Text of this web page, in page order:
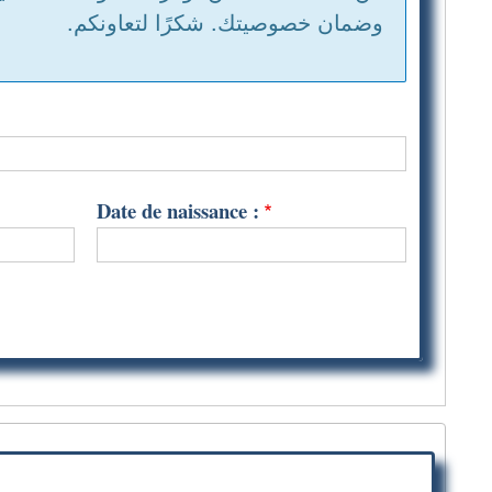
d'information
وضمان خصوصيتك. شكرًا لتعاونكم.
Date de naissance :